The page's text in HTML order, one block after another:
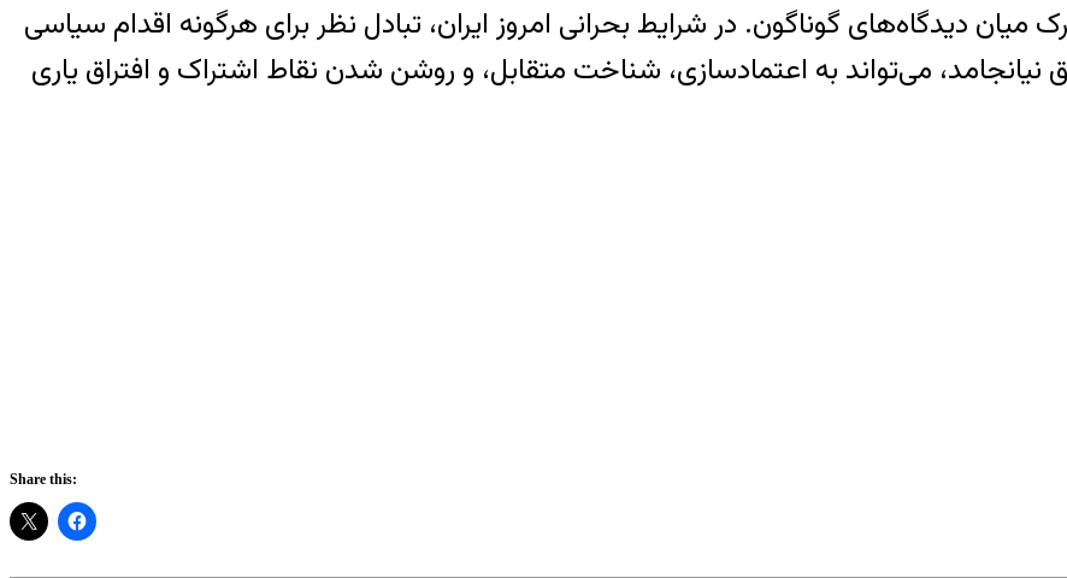
دیدگاه‌های گوناگون. در شرایط بحرانی امروز ایران، تبادل نظر برای هرگونه اقدام سیاسی
نیانجامد، می‌تواند به اعتمادسازی، شناخت متقابل، و روشن شدن نقاط اشتراک و افتراق یاری
Share this: